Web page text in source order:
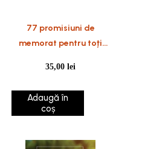
77 promisiuni de
memorat pentru toți
35,00lei
Adaugă în
coș